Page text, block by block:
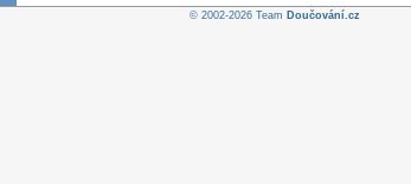
© 2002-2026 Team Doučování.cz